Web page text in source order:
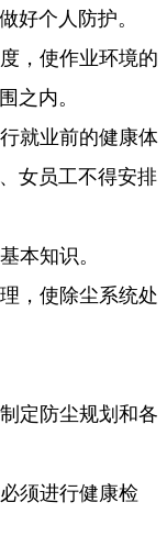
好个人防护。
，使作业环境的
之内。
就业前的健康体
女员工不得安排
本知识。
，使除尘系统处
定防尘规划和各
须进行健康检